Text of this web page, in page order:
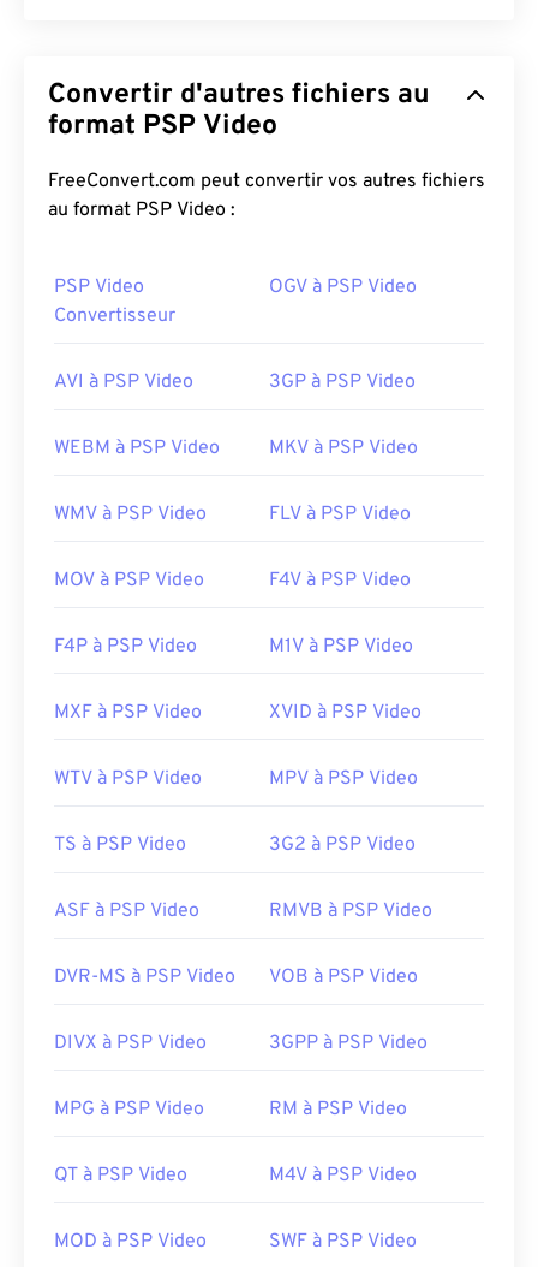
généralement audio et vidéo. Compatible avec une
large gamme d'appareils et de systèmes
la taille des fichiers, ce qui permet de les gérer et
de les stocker facilement. C'est également un
considéré par beaucoup comme l'un des meilleurs
formats vidéo disponibles aujourd'hui.
Comment ouvrir un fichier MP4 ?
par défaut du système d'exploitation. Un simple
tiers n'est requis. Sous Windows, ils s'ouvrent dans
QuickTime.
l'ouverture de ce type de fichier peut poser
différents types de données. Par conséquent, un
codec audio ou vidéo) ne sont pas compatibles
résoudre ce problème, essayez le lecteur
Développé par : Moving Picture Experts Group
Norme :ISO/CEI 14496
Sortie initiale : 1999
https://en.wikipedia.org/wiki/MPEG-4
4.html
Convertir d'autres fichiers au
format PSP Video
FreeConvert.com peut convertir vos autres fichiers
au format PSP Video :
PSP Video
Convertisseur
OGV à PSP Video
AVI à PSP Video 3GP à PSP Video
WEBM à PSP Video MKV à PSP Video
WMV à PSP Video FLV à PSP Video
MOV à PSP Video F4V à PSP Video
F4P à PSP Video M1V à PSP Video
MXF à PSP Video XVID à PSP Video
WTV à PSP Video MPV à PSP Video
TS à PSP Video 3G2 à PSP Video
ASF à PSP Video RMVB à PSP Video
DVR-MS à PSP Video VOB à PSP Video
DIVX à PSP Video 3GPP à PSP Video
MPG à PSP Video RM à PSP Video
QT à PSP Video M4V à PSP Video
MOD à PSP Video SWF à PSP Video